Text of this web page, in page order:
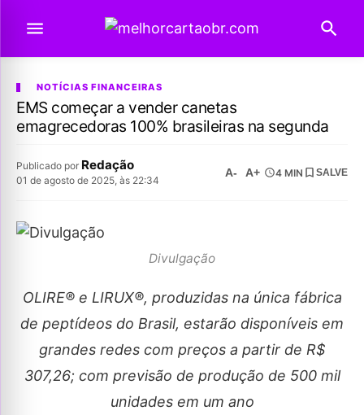
NOTÍCIAS FINANCEIRAS
EMS começar a vender canetas
emagrecedoras 100% brasileiras na segunda
Publicado por Redação
01 de agosto de 2025, às 22:34
A- A+ 4 MIN SALVE
Divulgação
OLIRE® e LIRUX®, produzidas na única fábrica
de peptídeos do Brasil, estarão disponíveis em
grandes redes com preços a partir de R$
307,26; com previsão de produção de 500 mil
unidades em um ano